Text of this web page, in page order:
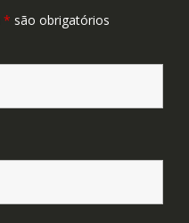
* são obrigatórios